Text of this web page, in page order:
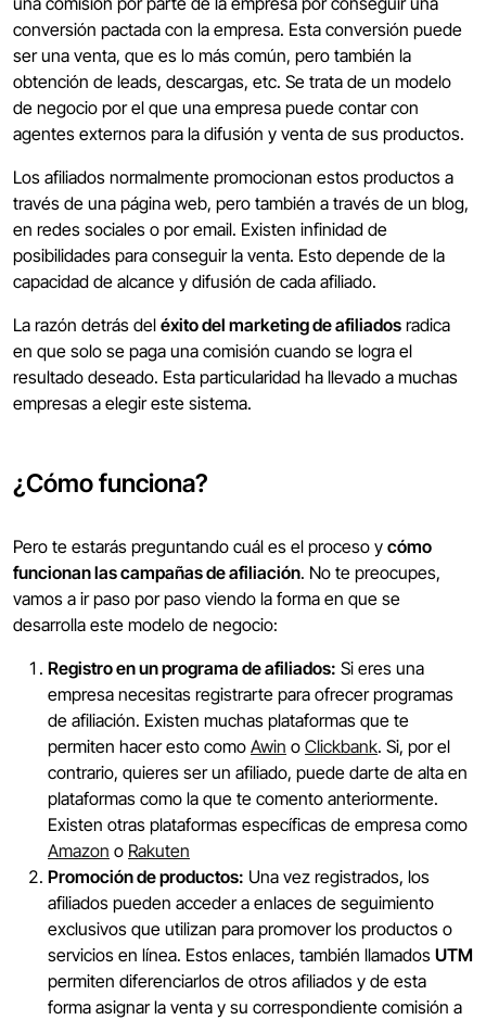
conversión pactada con la empresa. Esta conversión puede
ser una venta, que es lo más común, pero también la
obtención de leads, descargas, etc. Se trata de un modelo
de negocio por el que una empresa puede contar con
agentes externos para la difusión y venta de sus productos.
Los afiliados normalmente promocionan estos productos a
través de una página web, pero también a través de un blog,
en redes sociales o por email. Existen infinidad de
posibilidades para conseguir la venta. Esto depende de la
capacidad de alcance y difusión de cada afiliado.
La razón detrás del éxito del marketing de afiliados radica
en que solo se paga una comisión cuando se logra el
resultado deseado. Esta particularidad ha llevado a muchas
empresas a elegir este sistema.
¿Cómo funciona?
Pero te estarás preguntando cuál es el proceso y cómo
funcionan las campañas de afiliación. No te preocupes,
vamos a ir paso por paso viendo la forma en que se
desarrolla este modelo de negocio:
Registro en un programa de afiliados: Si eres una
empresa necesitas registrarte para ofrecer programas
de afiliación. Existen muchas plataformas que te
permiten hacer esto como Awin o Clickbank. Si, por el
contrario, quieres ser un afiliado, puede darte de alta en
plataformas como la que te comento anteriormente.
Existen otras plataformas específicas de empresa como
Amazon o Rakuten
Promoción de productos: Una vez registrados, los
afiliados pueden acceder a enlaces de seguimiento
exclusivos que utilizan para promover los productos o
servicios en línea. Estos enlaces, también llamados UTM
permiten diferenciarlos de otros afiliados y de esta
forma asignar la venta y su correspondiente comisión a